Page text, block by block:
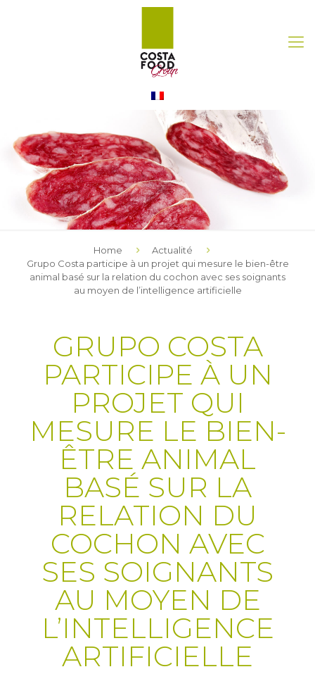
Home
Actualité
Grupo Costa participe à un projet qui mesure le bien-être
animal basé sur la relation du cochon avec ses soignants
au moyen de l’intelligence artificielle
GRUPO COSTA
PARTICIPE À UN
PROJET QUI
MESURE LE BIEN-
ÊTRE ANIMAL
BASÉ SUR LA
RELATION DU
COCHON AVEC
SES SOIGNANTS
AU MOYEN DE
L’INTELLIGENCE
ARTIFICIELLE